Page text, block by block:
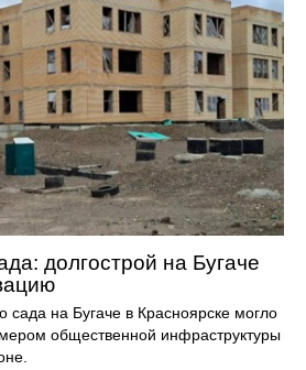
долгострой на Бугаче
сада на Бугаче в Красноярске могло
общественной инфраструктуры